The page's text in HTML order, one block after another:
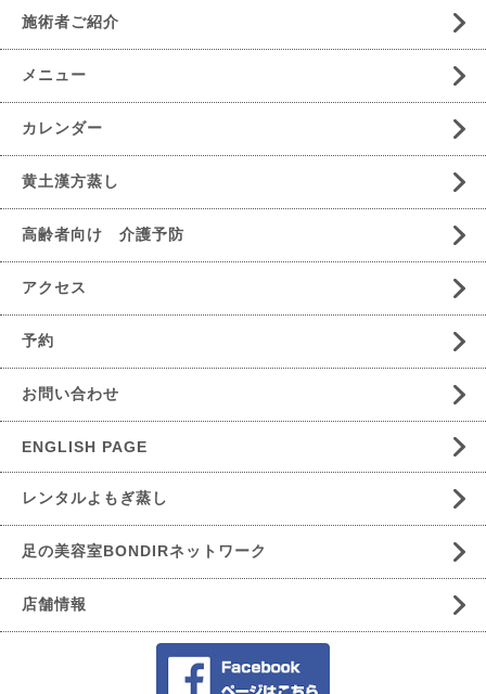
施術者ご紹介
メニュー
カレンダー
黄土漢方蒸し
高齢者向け 介護予防
アクセス
予約
お問い合わせ
ENGLISH PAGE
レンタルよもぎ蒸し
足の美容室BONDIRネットワーク
店舗情報